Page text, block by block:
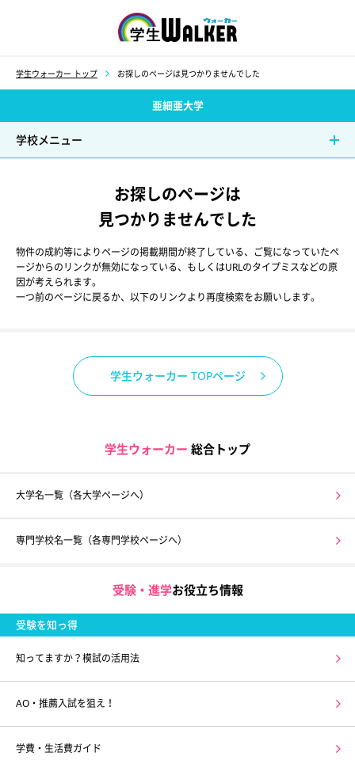
学生ウォーカー トップ お探しのページは見つかりませんでした
亜細亜大学
学校メニュー
お探しのページは
見つかりませんでした
物件の成約等によりページの掲載期間が終了している、ご覧になっていたペ
ージからのリンクが無効になっている、もしくはURLのタイプミスなどの原
因が考えられます。
一つ前のページに戻るか、以下のリンクより再度検索をお願いします。
学生ウォーカー TOPページ
学生ウォーカー 総合トップ
大学名一覧（各大学ページへ）
専門学校名一覧（各専門学校ページへ）
受験・進学お役立ち情報
受験を知っ得
知ってますか？模試の活用法
AO・推薦入試を狙え！
学費・生活費ガイド